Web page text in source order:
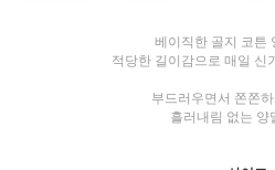
베이직한 골지 코튼
적당한 길이감으로 매일 신
부드러우면서 쫀쫀
흘러내림 없는 양